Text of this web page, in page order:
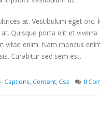
at. Vestibulum eget
Quisque porta elit et
vitae enim. Nam rhoncus
Curabitur sed sem est.
Captions,Content,Css 0